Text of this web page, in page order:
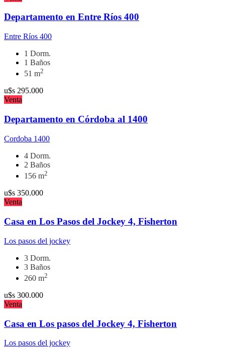
Departamento en Entre Ríos 400
Entre Ríos 400
1 Dorm.
1 Baños
51 m2
u$s 295.000
Venta
Departamento en Córdoba al 1400
Cordoba 1400
4 Dorm.
2 Baños
156 m2
u$s 350.000
Venta
Casa en Los Pasos del Jockey 4, Fisherton
Los pasos del jockey
3 Dorm.
3 Baños
260 m2
u$s 300.000
Venta
Casa en Los pasos del Jockey 4, Fisherton
Los pasos del jockey